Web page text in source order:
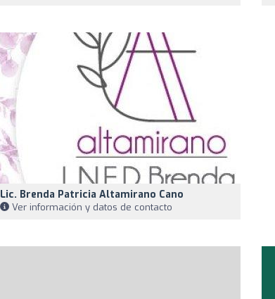
Lic. Brenda Patricia Altamirano Cano
Ver información y datos de contacto